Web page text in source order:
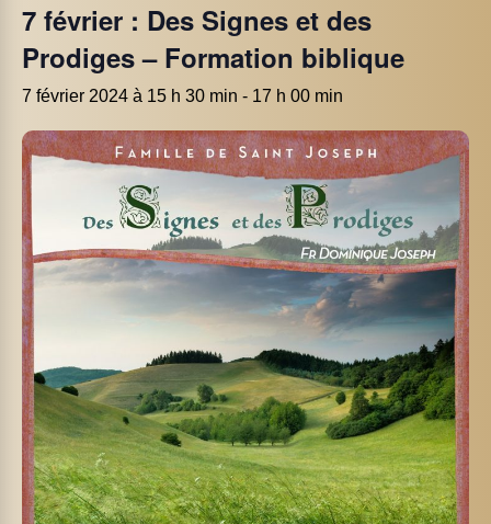
7 février : Des Signes et des
Prodiges – Formation biblique
7 février 2024 à 15 h 30 min - 17 h 00 min